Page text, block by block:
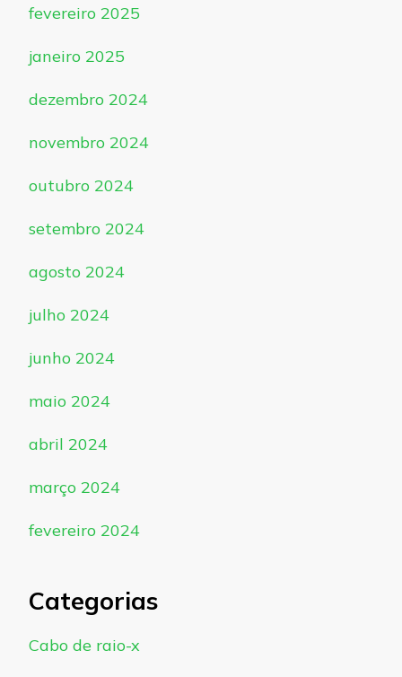
fevereiro 2025
janeiro 2025
dezembro 2024
novembro 2024
outubro 2024
setembro 2024
agosto 2024
julho 2024
junho 2024
maio 2024
abril 2024
março 2024
fevereiro 2024
Categorias
Cabo de raio-x